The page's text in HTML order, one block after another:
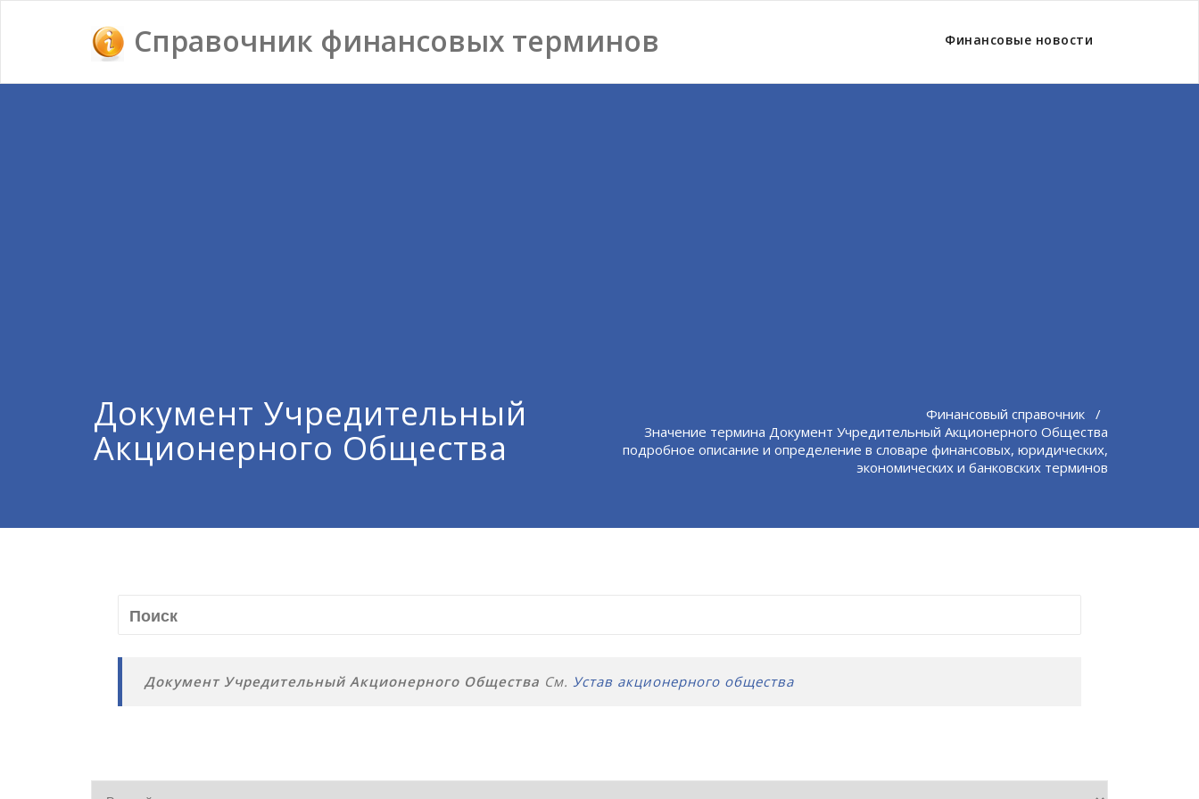
Справочник финансовых терминов Финансовые новости
Документ Учредительный
Акционерного Общества
Финансовый справочник /
Значение термина Документ Учредительный Акционерного Общества
подробное описание и определение в словаре финансовых, юридических,
экономических и банковских терминов
Документ Учредительный Акционерного Общества См. Устав акционерного общества